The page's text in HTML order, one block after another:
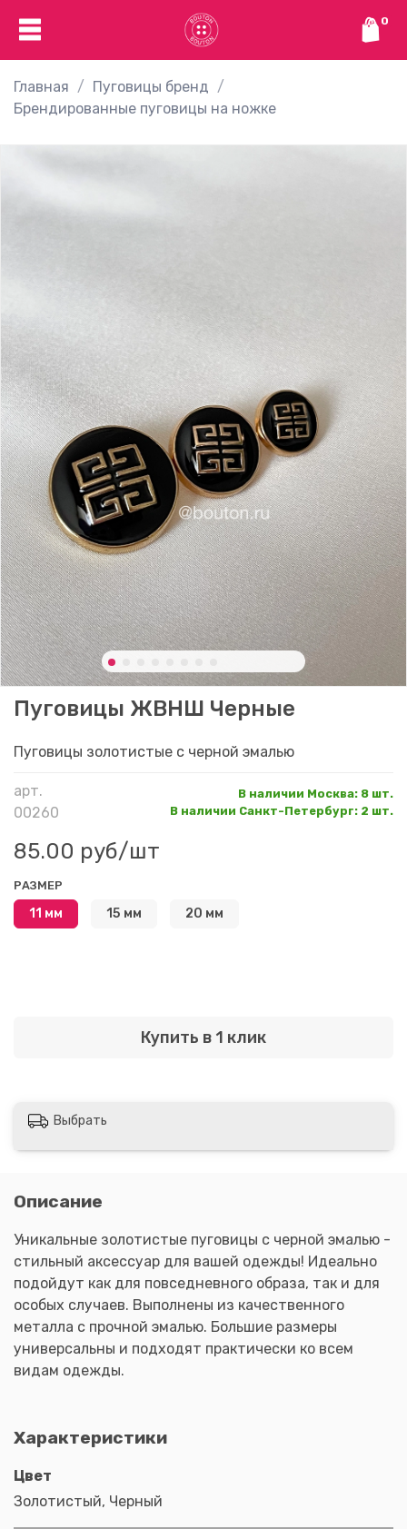
0
Главная
Пуговицы бренд
Брендированные пуговицы на ножке
арт.
00260
В наличии Москва: 8 шт.
В наличии Санкт-Петербург: 2 шт.
Пуговицы ЖВНШ Черные
85.00 руб/шт
Купить в 1 клик
РАЗМЕР
11 мм 15 мм 20 мм
Пуговицы золотистые с черной эмалью
Выбрать
Описание
Уникальные золотистые пуговицы с черной эмалью -
стильный аксессуар для вашей одежды! Идеально
подойдут как для повседневного образа, так и для
особых случаев. Выполнены из качественного
металла с прочной эмалью. Большие размеры
универсальны и подходят практически ко всем
видам одежды.
Характеристики
Цвет
Золотистый, Черный